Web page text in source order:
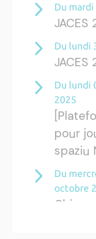
Du
Du lundi
Du lundi
2025
pour
spaziu
Du
octobre